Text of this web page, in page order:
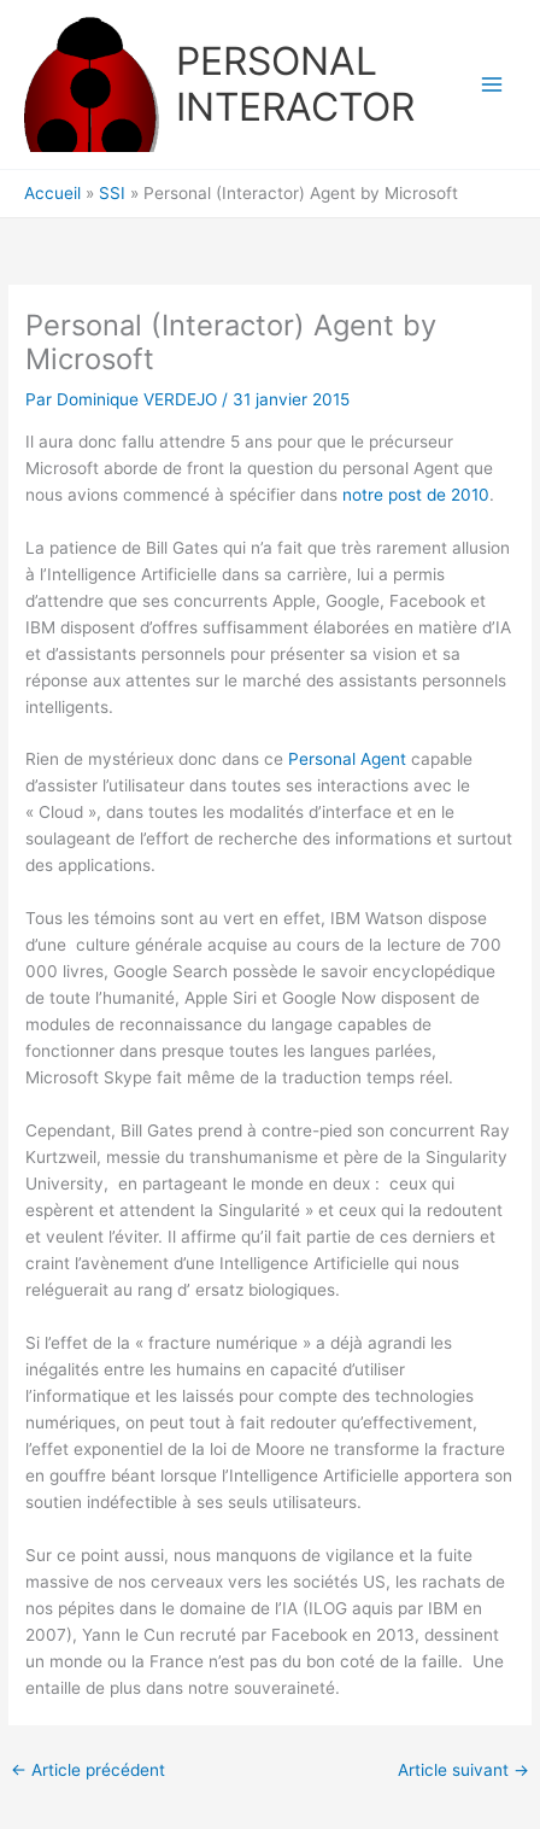
contenu
PERSONAL
INTERACTOR
Accueil SSI Personal (Interactor) Agent by Microsoft
Personal (Interactor) Agent by
Microsoft
Par Dominique VERDEJO / 31 janvier 2015
Il aura donc fallu attendre 5 ans pour que le précurseur
Microsoft aborde de front la question du personal Agent que
nous avions commencé à spécifier dans notre post de 2010.
La patience de Bill Gates qui n’a fait que très rarement allusion
à l’Intelligence Artificielle dans sa carrière, lui a permis
d’attendre que ses concurrents Apple, Google, Facebook et
IBM disposent d’offres suffisamment élaborées en matière d’IA
et d’assistants personnels pour présenter sa vision et sa
réponse aux attentes sur le marché des assistants personnels
intelligents.
Rien de mystérieux donc dans ce Personal Agent capable
d’assister l’utilisateur dans toutes ses interactions avec le
« Cloud », dans toutes les modalités d’interface et en le
soulageant de l’effort de recherche des informations et surtout
des applications.
Tous les témoins sont au vert en effet, IBM Watson dispose
d’une culture générale acquise au cours de la lecture de 700
000 livres, Google Search possède le savoir encyclopédique
de toute l’humanité, Apple Siri et Google Now disposent de
modules de reconnaissance du langage capables de
fonctionner dans presque toutes les langues parlées,
Microsoft Skype fait même de la traduction temps réel.
Cependant, Bill Gates prend à contre-pied son concurrent Ray
Kurtzweil, messie du transhumanisme et père de la Singularity
University, en partageant le monde en deux : ceux qui
espèrent et attendent la Singularité » et ceux qui la redoutent
et veulent l’éviter. Il affirme qu’il fait partie de ces derniers et
craint l’avènement d’une Intelligence Artificielle qui nous
reléguerait au rang d’ ersatz biologiques.
Si l’effet de la « fracture numérique » a déjà agrandi les
inégalités entre les humains en capacité d’utiliser
l’informatique et les laissés pour compte des technologies
numériques, on peut tout à fait redouter qu’effectivement,
l’effet exponentiel de la loi de Moore ne transforme la fracture
en gouffre béant lorsque l’Intelligence Artificielle apportera son
soutien indéfectible à ses seuls utilisateurs.
Sur ce point aussi, nous manquons de vigilance et la fuite
massive de nos cerveaux vers les sociétés US, les rachats de
nos pépites dans le domaine de l’IA (ILOG aquis par IBM en
2007), Yann le Cun recruté par Facebook en 2013, dessinent
un monde ou la France n’est pas du bon coté de la faille. Une
entaille de plus dans notre souveraineté.
← Article précédent Article suivant →